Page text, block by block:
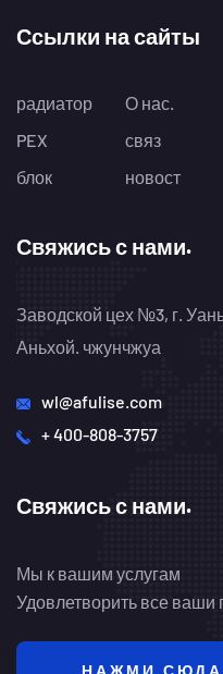
Ссылки на сайты
радиатор
PEX
блок
О нас.
связ
новост
Свяжись с нами.
Заводской цех №3, г.
Аньхой. чжунчжуа
wl@afulise.com
+ 400-808-3757
Свяжись с нами.
Мы к вашим услугам
Удовлетворить все ваши